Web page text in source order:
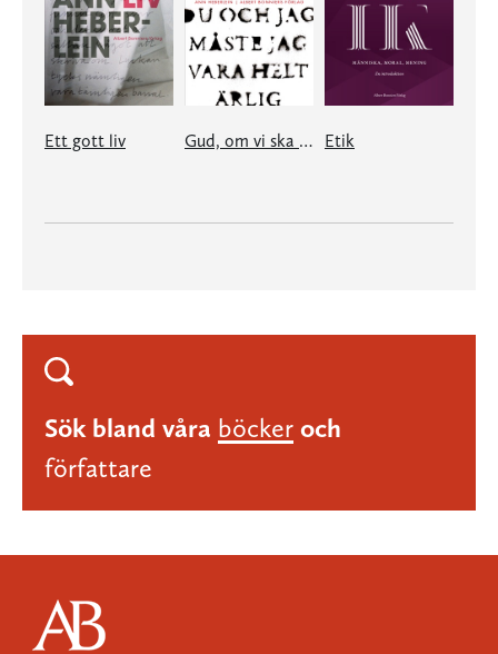
Ett gott liv Gud, om vi ska talas vid du och jag måste jag vara helt ärlig Etik
Sök bland våra böcker och
författare